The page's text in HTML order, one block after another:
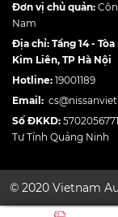
Đơn vị chủ quản:
Nam
Địa chỉ: Tầng 14 -
Kim Liên, TP Hà Nội
Hotline: 19001189
Email:
Số ĐKKD:
Tư Tỉnh Quảng Ninh
© 2020 Vietnam